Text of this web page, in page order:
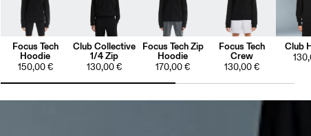
Focus Tech
Hoodie
150,00 €
Club Collective
1/4 Zip
130,00 €
Focus Tech Zip
Hoodie
170,00 €
Focus Tech
Crew
130,00 €
Club